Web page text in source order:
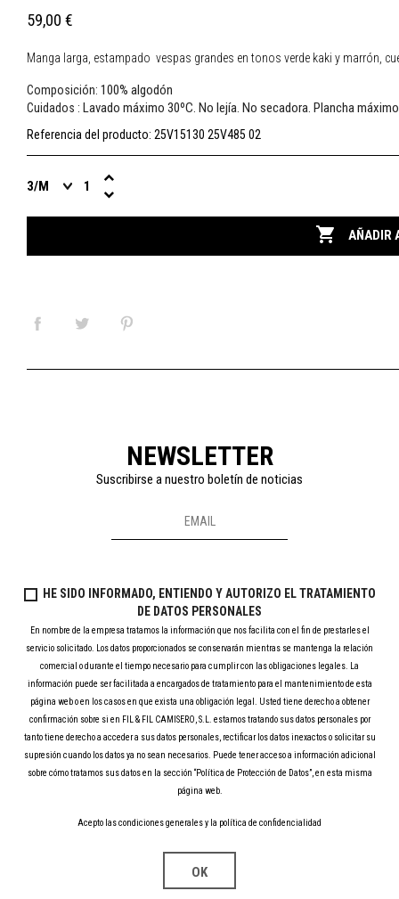
59,00 €
Manga larga, estampado vespas grandes en tonos verde kaki y marrón,
Composición: 100% algodón
Cuidados : Lavado máximo 30ºC. No lejía. No secadora. Plancha
Referencia del producto: 25V15130 25V485 02
 AÑADIR
NEWSLETTER
Suscribirse a nuestro boletín de noticias
HE SIDO INFORMADO, ENTIENDO Y AUTORIZO EL TRATAMIENTO
DE DATOS PERSONALES
En nombre de la empresa tratamos la información que nos facilita con el fin de prestarles el
servicio solicitado. Los datos proporcionados se conservarán mientras se mantenga la relación
comercial o durante el tiempo necesario para cumplir con las obligaciones legales. La
información puede ser facilitada a encargados de tratamiento para el mantenimiento de esta
página web o en los casos en que exista una obligación legal. Usted tiene derecho a obtener
confirmación sobre si en FIL & FIL CAMISERO, S.L. estamos tratando sus datos personales por
tanto tiene derecho a acceder a sus datos personales, rectificar los datos inexactos o solicitar su
supresión cuando los datos ya no sean necesarios. Puede tener acceso a información adicional
sobre cómo tratamos sus datos en la sección “Política de Protección de Datos”, en esta misma
página web.
Acepto las condiciones generales y la política de confidencialidad